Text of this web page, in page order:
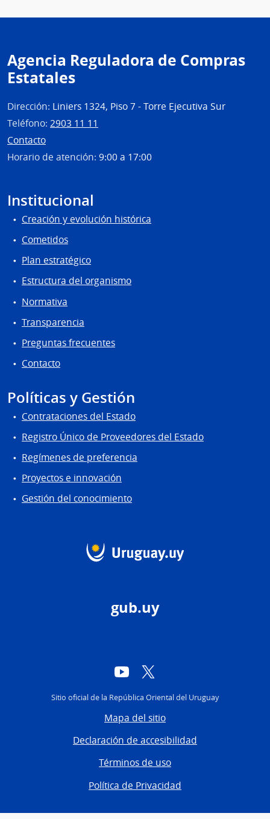
Agencia Reguladora de Compras
Estatales
Dirección: Liniers 1324, Piso 7 - Torre Ejecutiva Sur
Teléfono: 2903 11 11
Contacto
Horario de atención: 9:00 a 17:00
Institucional
Creación y evolución histórica
Cometidos
Plan estratégico
Estructura del organismo
Normativa
Transparencia
Preguntas frecuentes
Contacto
Políticas y Gestión
Contrataciones del Estado
Registro Único de Proveedores del Estado
Regímenes de preferencia
Proyectos e innovación
Gestión del conocimiento
gub.uy
YouTube
Sitio oficial de la República Oriental del Uruguay
Mapa del sitio
Declaración de accesibilidad
Términos de uso
Política de Privacidad